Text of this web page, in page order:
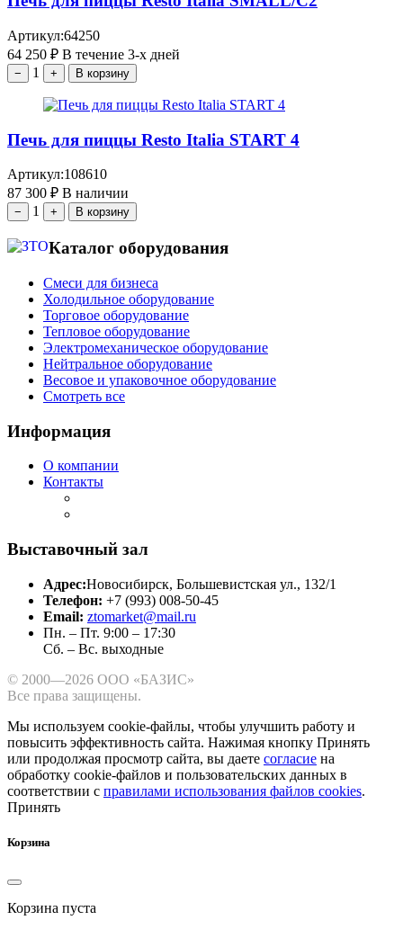
Артикул:64250
64 250 ₽ В течение 3-х дней
− 1 + В корзину
Печь для пиццы Resto Italia START 4
Артикул:108610
87 300 ₽ В наличии
− 1 + В корзину
Каталог оборудования
Смеси для бизнеса
Холодильное оборудование
Торговое оборудование
Тепловое оборудование
Электромеханическое оборудование
Нейтральное оборудование
Весовое и упаковочное оборудование
Смотреть все
Информация
О компании
Контакты
Выставочный зал
Адрес:Новосибирск, Большевистская ул., 132/1
Телефон: +7 (993) 008-50-45
Email: ztomarket@mail.ru
Пн. – Пт. 9:00 – 17:30
Сб. – Вс. выходные
© 2000—2026 ООО «БАЗИС»
Все права защищены.
Мы используем cookie-файлы, чтобы улучшить работу и
повысить эффективность сайта. Нажимая кнопку Принять
или продолжая просмотр сайта, вы даете согласие на
обработку cookie-файлов и пользовательских данных в
соответствии с правилами использования файлов cookies.
Принять
Корзина
Корзина пуста